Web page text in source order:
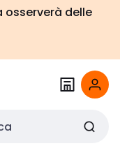
osserverà delle